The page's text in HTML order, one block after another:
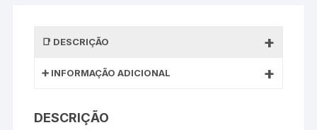
DESCRIÇÃO
INFORMAÇÃO ADICIONAL
DESCRIÇÃO